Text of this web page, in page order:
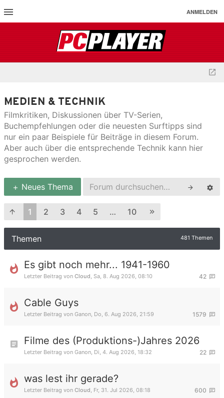
ANMELDEN
MEDIEN & TECHNIK
Filmkritiken, Diskussionen über TV-Serien,
Buchempfehlungen oder die neuesten Surftipps sind
nur ein paar Beispiele für Beiträge in diesem Forum.
Aber auch über die entsprechende Technik kann hier
gesprochen werden.
Neues Thema
1 2 3 4 5 … 10
Themen 481 Themen
Es gibt noch mehr... 1941-1960
42
Letzter Beitrag von Cloud, Sa, 8. Aug 2026, 08:10
Cable Guys
1579
Letzter Beitrag von Ganon, Do, 6. Aug 2026, 21:59
Filme des (Produktions-)Jahres 2026
22
Letzter Beitrag von Ganon, Di, 4. Aug 2026, 18:32
was lest ihr gerade?
600
Letzter Beitrag von Cloud, Fr, 31. Jul 2026, 08:18